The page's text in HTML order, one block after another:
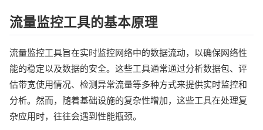
流量监控工具的基本原理
流量监控工具旨在实时监控网络中的数据流动，以确保网络性
能的稳定以及数据的安全。这些工具通常通过分析数据包、评
估带宽使用情况、检测异常流量等多种方式来提供实时监控和
分析。然而，随着基础设施的复杂性增加，这些工具在处理复
杂应用时，往往会遇到性能瓶颈。